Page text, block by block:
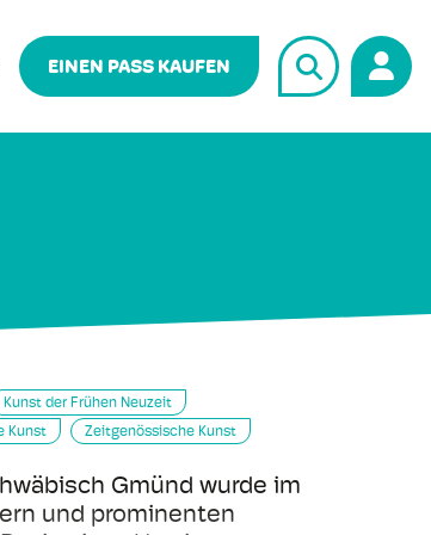
AKTIONEN AUFLISTEN
EINEN PASS KAUFEN
Kunst der Frühen Neuzeit
Kunst Zeitgenössische Kunst
Gmünd wurde im
und prominenten